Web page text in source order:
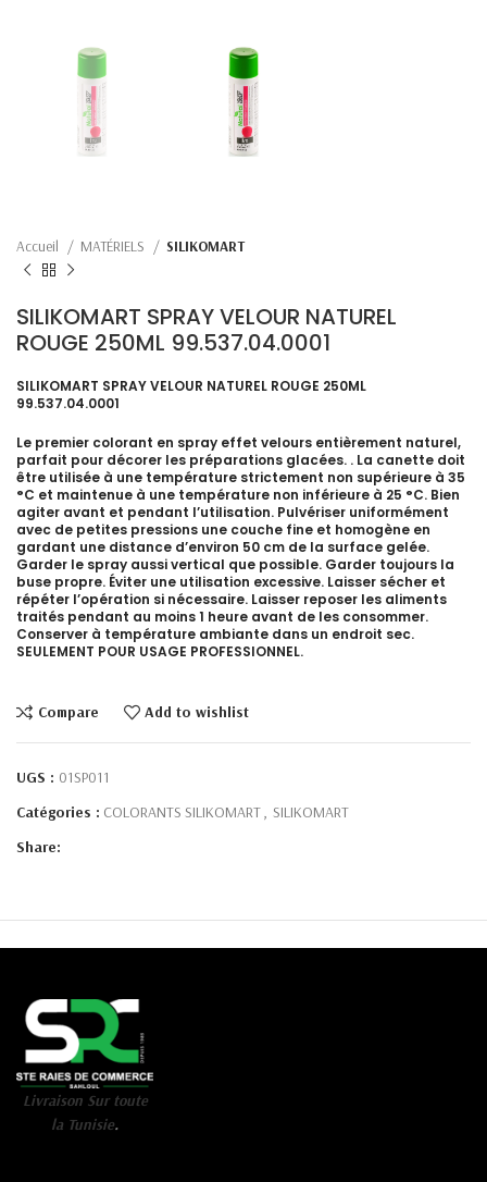
Accueil MATÉRIELS SILIKOMART
SILIKOMART SPRAY VELOUR NATUREL
ROUGE 250ML 99.537.04.0001
SILIKOMART SPRAY VELOUR NATUREL ROUGE 250ML
99.537.04.0001
Le premier colorant en spray effet velours entièrement naturel,
parfait pour décorer les préparations glacées. . La canette doit
être utilisée à une température strictement non supérieure à 35
°C et maintenue à une température non inférieure à 25 °C. Bien
agiter avant et pendant l’utilisation. Pulvériser uniformément
avec de petites pressions une couche fine et homogène en
gardant une distance d’environ 50 cm de la surface gelée.
Garder le spray aussi vertical que possible. Garder toujours la
buse propre. Éviter une utilisation excessive. Laisser sécher et
répéter l’opération si nécessaire. Laisser reposer les aliments
traités pendant au moins 1 heure avant de les consommer.
Conserver à température ambiante dans un endroit sec.
SEULEMENT POUR USAGE PROFESSIONNEL.
Compare Add to wishlist
UGS : 01SP011
Catégories : COLORANTS SILIKOMART, SILIKOMART
Share:
Livraison Sur toute
la Tunisie.